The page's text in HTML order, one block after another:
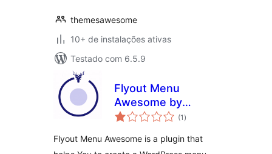
themesawesome
10+ de instalações ativas
Testado com 6.5.9
Flyout Menu
Awesome by
Themes Awesome
(1 total
de
)
Flyout Menu Awesome is a plugin that